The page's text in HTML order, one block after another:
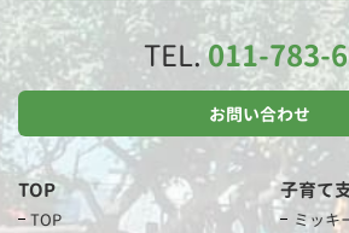
TEL.011-783-
お問い合わせ
TOP
TOP
子育て
ミッキ